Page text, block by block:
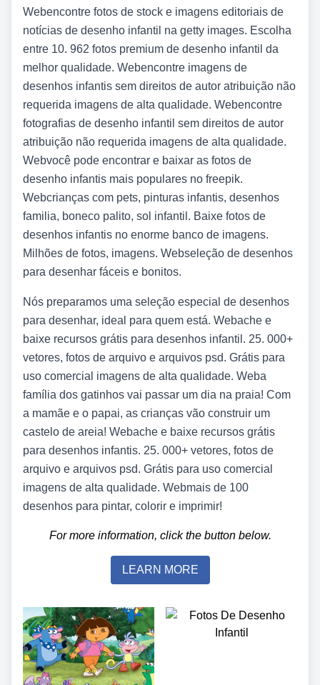
Webencontre fotos de stock e imagens editoriais de
notícias de desenho infantil na getty images. Escolha
entre 10. 962 fotos premium de desenho infantil da
melhor qualidade. Webencontre imagens de
desenhos infantis sem direitos de autor atribuição não
requerida imagens de alta qualidade. Webencontre
fotografias de desenho infantil sem direitos de autor
atribuição não requerida imagens de alta qualidade.
Webvocê pode encontrar e baixar as fotos de
desenho infantis mais populares no freepik.
Webcrianças com pets, pinturas infantis, desenhos
familia, boneco palito, sol infantil. Baixe fotos de
desenhos infantis no enorme banco de imagens.
Milhões de fotos, imagens. Webseleção de desenhos
para desenhar fáceis e bonitos.
Nós preparamos uma seleção especial de desenhos
para desenhar, ideal para quem está. Webache e
baixe recursos grátis para desenhos infantil. 25. 000+
vetores, fotos de arquivo e arquivos psd. Grátis para
uso comercial imagens de alta qualidade. Weba
família dos gatinhos vai passar um dia na praia! Com
a mamãe e o papai, as crianças vão construir um
castelo de areia! Webache e baixe recursos grátis
para desenhos infantis. 25. 000+ vetores, fotos de
arquivo e arquivos psd. Grátis para uso comercial
imagens de alta qualidade. Webmais de 100
desenhos para pintar, colorir e imprimir!
For more information, click the button below.
LEARN MORE